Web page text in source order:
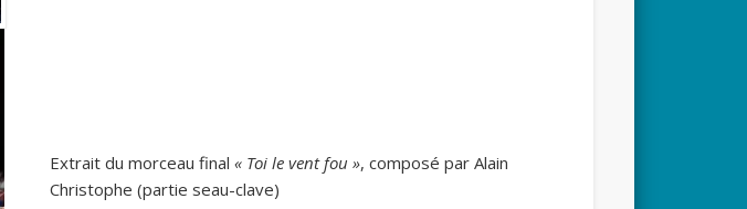
Extrait du morceau final« Toi le vent fou », composé par Alain
Christophe (partie seau-clave)